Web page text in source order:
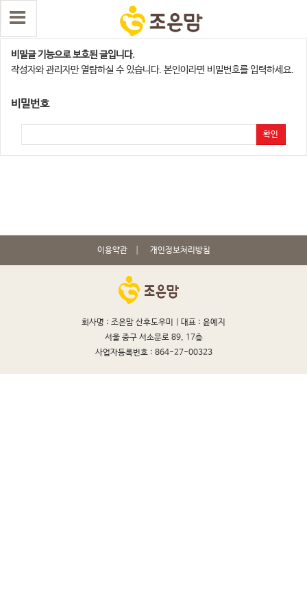
평택,화성지점
비밀글 기능으로 보호된 글입니다.
작성자와 관리자만 열람하실 수 있습니다. 본인이라면 비밀번호를 입력하세요.
비밀번호
확인
이용약관 개인정보처리방침
회사명 : 조은맘 산후도우미 | 대표 : 윤예지
서울 중구 서소문로 89, 17층
사업자등록번호 : 864-27-00323